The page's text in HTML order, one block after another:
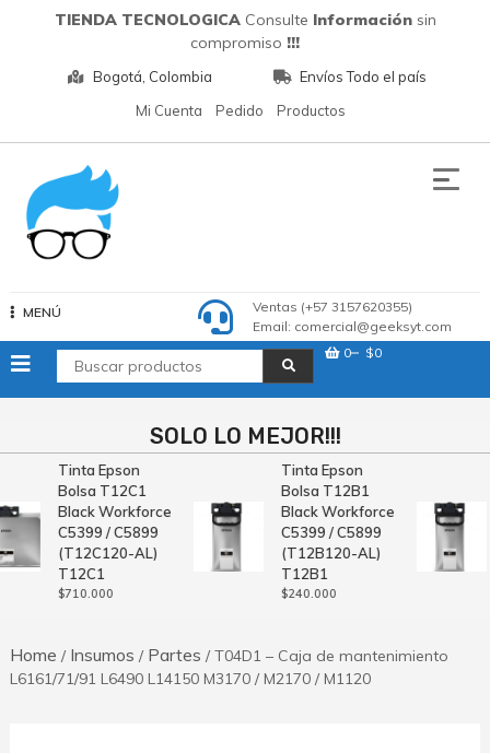
TIENDA TECNOLOGICAConsulte Información sin
compromiso !!!
Bogotá, Colombia
Envíos Todo el país
Mi Cuenta
Pedido Productos
MENÚ
Ventas (+57 3157620355)
Email: comercial@geeksyt.com
0
$0
SOLO LO MEJOR!!!
Tinta Epson
Bolsa T12C1
Black Workforce
C5399 / C5899
(T12C120-AL)
T12C1
$710.000
Tinta Epson
Bolsa T12B1
Black Workforce
C5399 / C5899
(T12B120-AL)
T12B1
$240.000
Home / Insumos / Partes / T04D1 – Caja de mantenimiento
L6161/71/91 L6490 L14150 M3170 / M2170 / M1120